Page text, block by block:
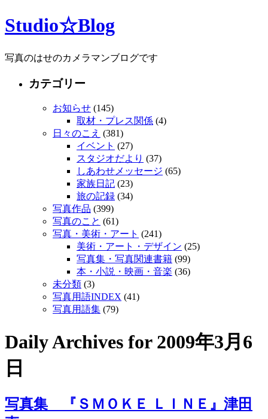
Studio☆Blog
写真のはせのカメラマンブログです
カテゴリー
お知らせ (145)
取材・プレス関係 (4)
日々のこえ (381)
イベント (27)
スタジオだより (37)
しあわせメッセージ (65)
家族日記 (23)
旅の記録 (34)
写真作品 (399)
写真のこと (61)
写真・美術・アート (241)
美術・アート・デザイン (25)
写真集・写真関連書籍 (99)
本・小説・映画・音楽 (36)
未分類 (3)
写真用語INDEX (41)
写真用語集 (79)
Daily Archives for 2009年3月6
日
写真集 『ＳＭＯＫＥ ＬＩＮＥ』津田